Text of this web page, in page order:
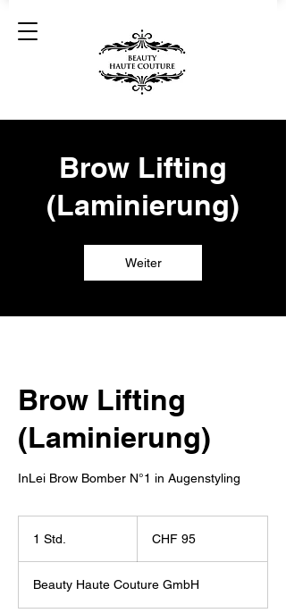
Brow Lifting
(Laminierung)
Weiter
Brow Lifting
(Laminierung)
InLei Brow Bomber N°1 in Augenstyling
1 Std.
d
Franken
CHF 95
Beauty Haute Couture GmbH